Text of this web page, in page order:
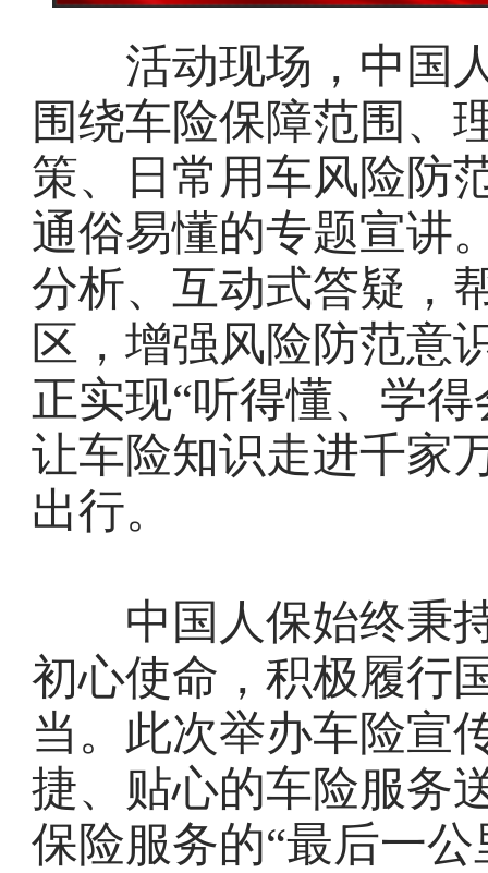
活动现场，中国人
围绕车险保障范围、
策、日常用车风险防
通俗易懂的专题宣讲
分析、互动式答疑，
区，增强风险防范意
正实现“听得懂、学
让车险知识走进千家
出行。
中国人保始终秉持
初心使命，积极履行
当。此次举办车险宣
捷、贴心的车险服务
保险服务的“最后一